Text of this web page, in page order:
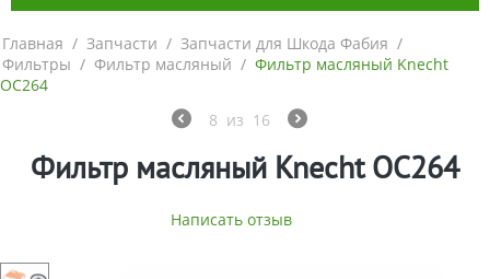
Главная / Запчасти / Запчасти для Шкода Фабия /
Фильтры / Фильтр масляный / Фильтр масляный Knecht
OC264
8 из 16
Фильтр масляный Knecht OC264
Написать отзыв